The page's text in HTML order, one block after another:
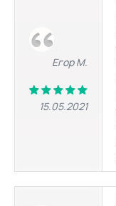
Егор М.
15.05.2021